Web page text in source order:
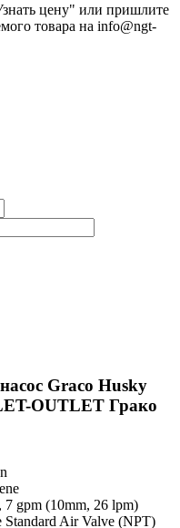
цену" или пришлите
товара на info@ngt-
Graco Husky
OUTLET Грако
7 gpm (10mm, 26 lpm)
Standard Air Valve (NPT)